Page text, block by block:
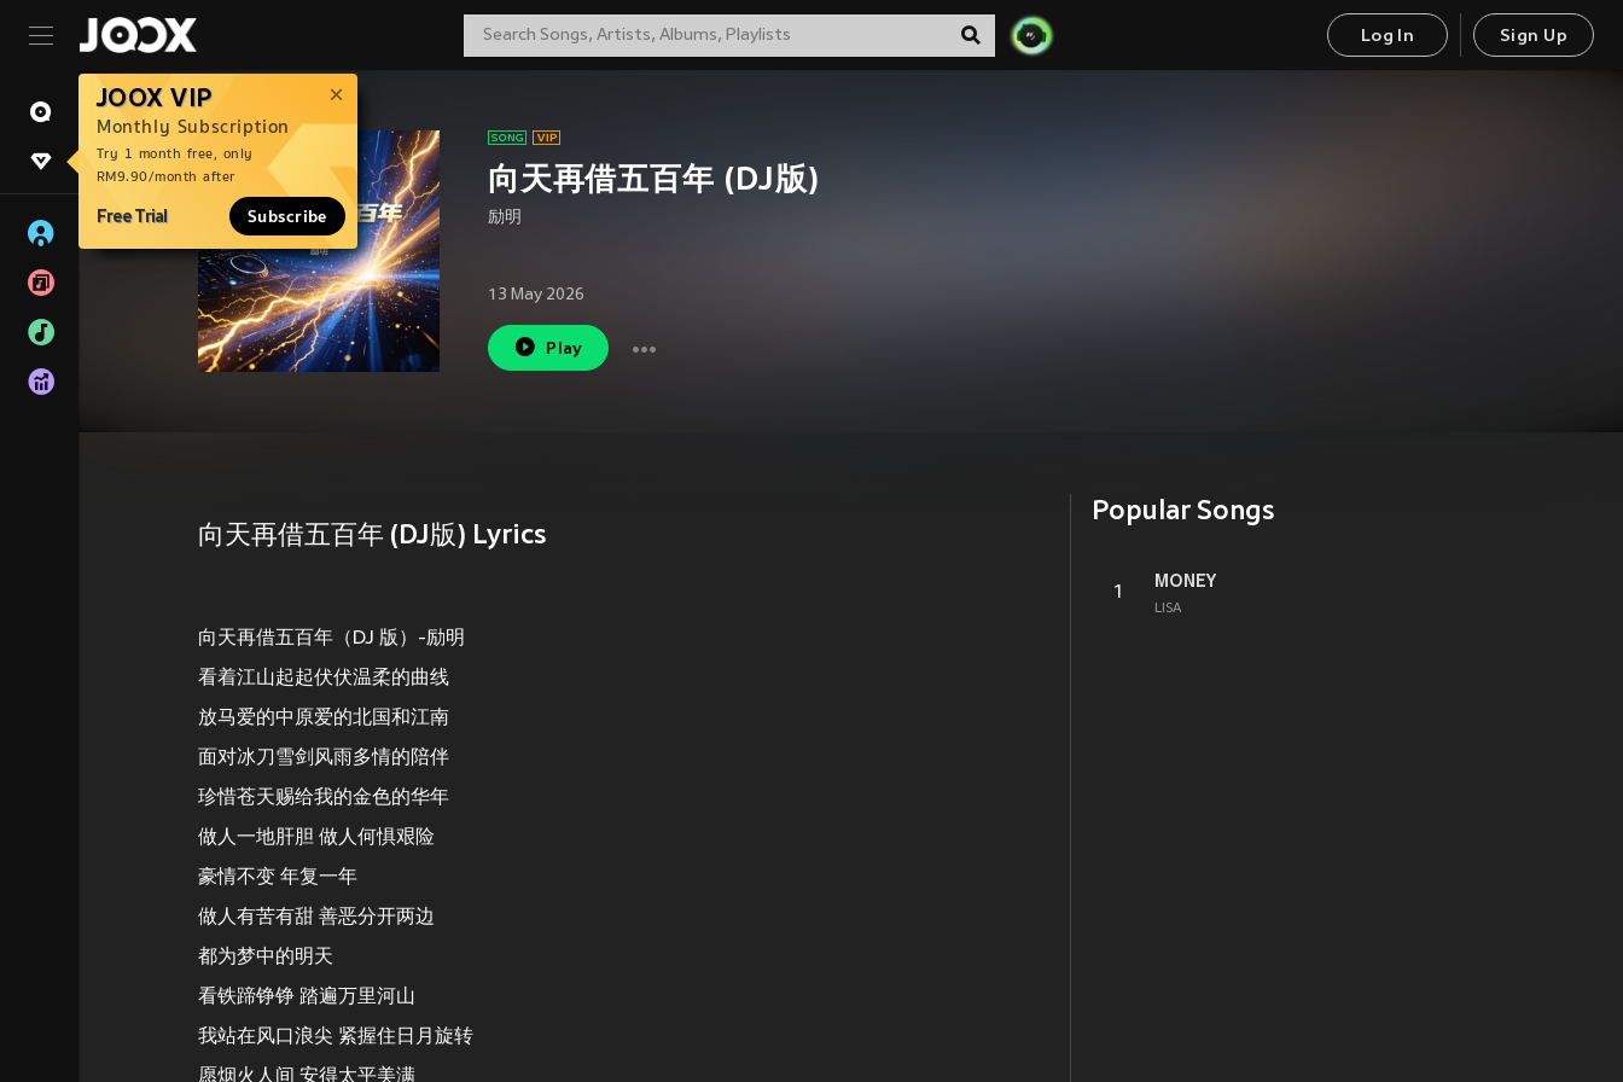
Log In Sign Up
JOOX VIP
Monthly Subscription
Try 1 month free, only
RM9.90/month after
Free Trial Subscribe
向天再借五百年 (DJ版)
励明
13 May 2026
Play
向天再借五百年 (DJ版) Lyrics
向天再借五百年（DJ 版）-励明
看着江山起起伏伏温柔的曲线
放马爱的中原爱的北国和江南
面对冰刀雪剑风雨多情的陪伴
珍惜苍天赐给我的金色的华年
做人一地肝胆 做人何惧艰险
豪情不变 年复一年
做人有苦有甜 善恶分开两边
都为梦中的明天
看铁蹄铮铮 踏遍万里河山
我站在风口浪尖 紧握住日月旋转
愿烟火人间 安得太平美满
Popular Songs
1
MONEY
LISA